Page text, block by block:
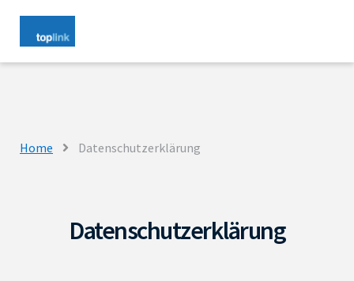
Home Datenschutzerklärung
Datenschutzerklärung